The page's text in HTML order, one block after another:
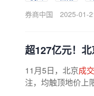
券商中国
2025-01-
超127亿元！
11月5日，北京成交
注，均触顶地价上